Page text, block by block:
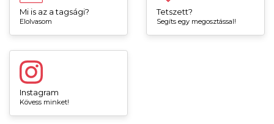
Mi is az a tagsági?
Elolvasom
Tetszett?
Segíts egy megosztással!
Instagram
Kövess minket!